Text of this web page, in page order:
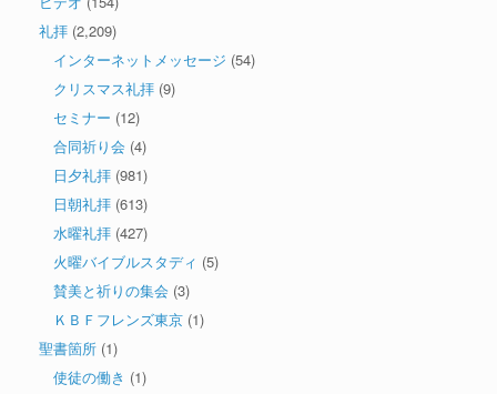
礼拝 (2,209)
インターネットメッセージ (54)
クリスマス礼拝 (9)
セミナー (12)
合同祈り会 (4)
日夕礼拝 (981)
日朝礼拝 (613)
水曜礼拝 (427)
火曜バイブルスタディ (5)
賛美と祈りの集会 (3)
ＫＢＦフレンズ東京 (1)
聖書箇所 (1)
使徒の働き (1)